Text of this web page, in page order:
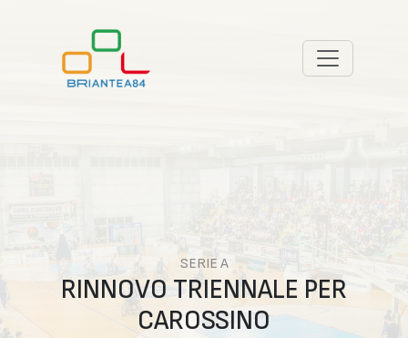
SERIE A
RINNOVO TRIENNALE PER
CAROSSINO